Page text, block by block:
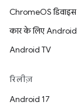
ChromeOS डिवाइस
कार के लिए Android
Android TV
रिलीज़
Android 17